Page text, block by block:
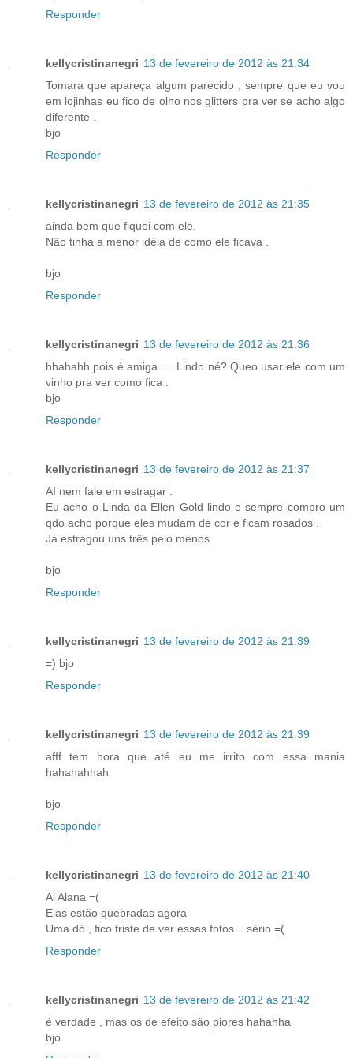
Responder
kellycristinanegri 13 de fevereiro de 2012 às 21:34
Tomara que apareça algum parecido , sempre que eu vou
em lojinhas eu fico de olho nos glitters pra ver se acho algo
diferente .
bjo
Responder
kellycristinanegri 13 de fevereiro de 2012 às 21:35
ainda bem que fiquei com ele.
Não tinha a menor idéia de como ele ficava .
bjo
Responder
kellycristinanegri 13 de fevereiro de 2012 às 21:36
hhahahh pois é amiga .... Lindo né? Queo usar ele com um
vinho pra ver como fica .
bjo
Responder
kellycristinanegri 13 de fevereiro de 2012 às 21:37
AI nem fale em estragar .
Eu acho o Linda da Ellen Gold lindo e sempre compro um
qdo acho porque eles mudam de cor e ficam rosados .
Já estragou uns três pelo menos
bjo
Responder
kellycristinanegri 13 de fevereiro de 2012 às 21:39
=) bjo
Responder
kellycristinanegri 13 de fevereiro de 2012 às 21:39
afff tem hora que até eu me irrito com essa mania
hahahahhah
bjo
Responder
kellycristinanegri 13 de fevereiro de 2012 às 21:40
Ai Alana =(
Elas estão quebradas agora
Uma dó , fico triste de ver essas fotos... sério =(
Responder
kellycristinanegri 13 de fevereiro de 2012 às 21:42
é verdade , mas os de efeito são piores hahahha
bjo